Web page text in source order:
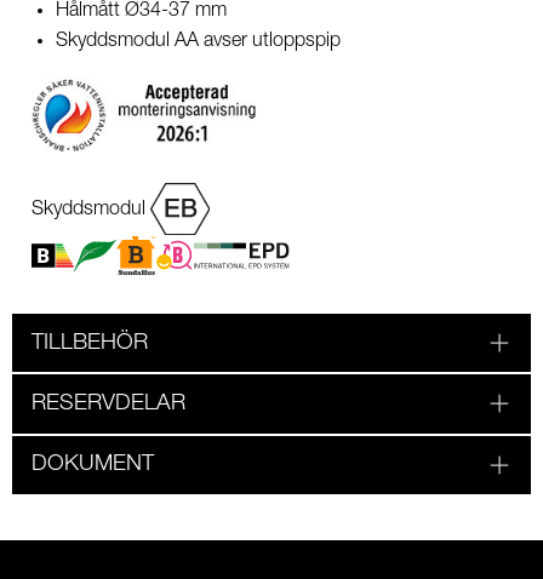
Hålmått Ø34-37 mm
Skyddsmodul AA avser utloppspip
Skyddsmodul
TILLBEHÖR
RESERVDELAR
DOKUMENT